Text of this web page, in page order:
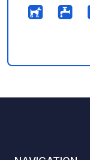
Hinweis: Für
Frischwasser.